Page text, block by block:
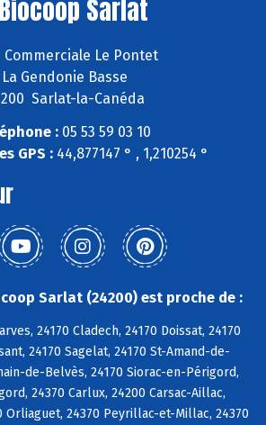
Biocoop Sarlat
Commerciale Le Pontet
La Gendonie Basse
Sarlat-la-Canéda
: 05 53 59 03 10
GPS :44,877147 ° , 1,210254 °
Sarlat (24200) est proche de :
24170 Cladech, 24170 Doissat, 24170
24170 Sagelat, 24170 St-Amand-de-
de-Belvès, 24170 Siorac-en-Périgord,
24370 Carlux, 24200 Carsac-Aillac,
Orliaguet, 24370 Peyrillac-et-Millac, 24370